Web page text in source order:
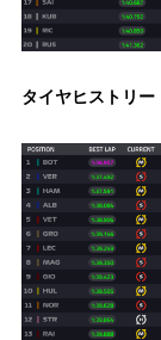
タイヤヒストリー